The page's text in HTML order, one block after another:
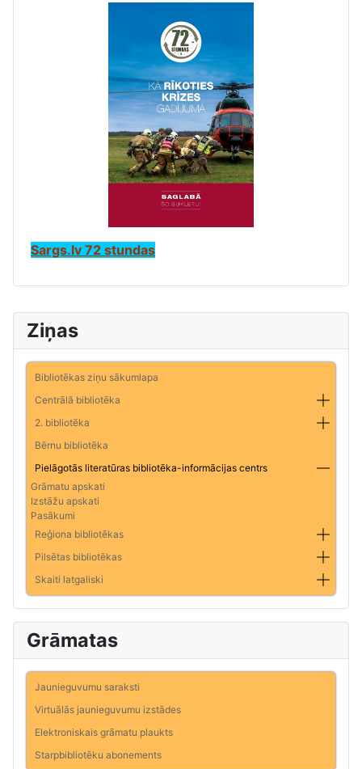
Ziņas
Bibliotēkas ziņu sākumlapa
Centrālā bibliotēka
2. bibliotēka
Bērnu bibliotēka
Pielāgotās literatūras bibliotēka-informācijas centrs
Grāmatu apskati
Izstāžu apskati
Pasākumi
Reģiona bibliotēkas
Pilsētas bibliotēkas
Skaiti latgaliski
Grāmatas
Jaunieguvumu saraksti
Virtuālās jaunieguvumu izstādes
Elektroniskais grāmatu plaukts
Starpbibliotēku abonements
Sargs.lv 72 stundas